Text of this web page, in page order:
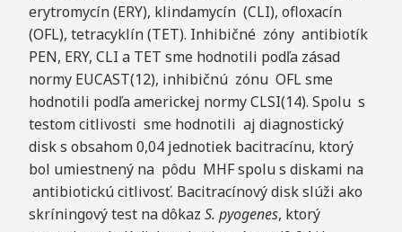
erytromycín (ERY), klindamycín (CLI), ofloxacín
(OFL), tetracyklín (TET). Inhibičné zóny antibiotík
PEN, ERY, CLI a TET sme hodnotili podľa zásad
normy EUCAST(12), inhibičnú zónu OFL sme
hodnotili podľa americkej normy CLSI(14). Spolu s
testom citlivosti sme hodnotili aj diagnostický
disk s obsahom 0,04 jednotiek bacitracínu, ktorý
bol umiestnený na pôdu MHF spolu s diskami na
antibiotickú citlivosť. Bacitracínový disk slúži ako
skríningový test na dôkaz S. pyogenes, ktorý